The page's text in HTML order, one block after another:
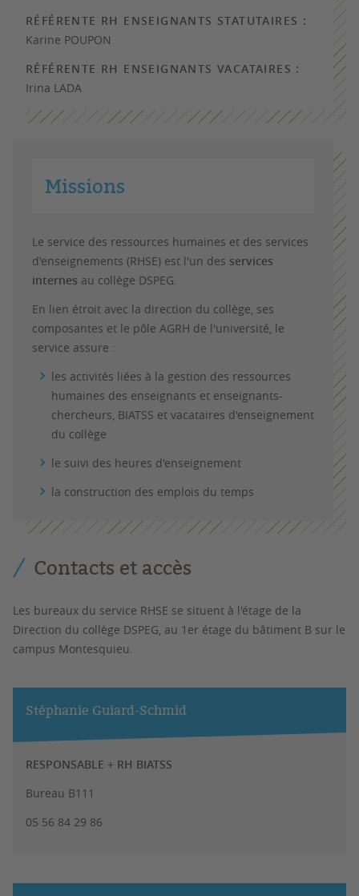
RÉFÉRENTE RH ENSEIGNANTS STATUTAIRES :
Karine POUPON
RÉFÉRENTE RH ENSEIGNANTS VACATAIRES :
Irina LADA
Missions
Le service des ressources humaines et des services
d'enseignements (RHSE) est l'un des services
internes au collège DSPEG.
En lien étroit avec la direction du collège, ses
composantes et le pôle AGRH de l'université, le
service assure :
les activités liées à la gestion des ressources
humaines des enseignants et enseignants-
chercheurs, BIATSS et vacataires d'enseignement
du collège
le suivi des heures d'enseignement
la construction des emplois du temps
Contacts et accès
Les bureaux du service RHSE se situent à l'étage de la
Direction du collège DSPEG, au 1er étage du bâtiment B sur le
campus Montesquieu.
Stéphanie Guiard-Schmid
RESPONSABLE + RH BIATSS
Bureau B111
05 56 84 29 86